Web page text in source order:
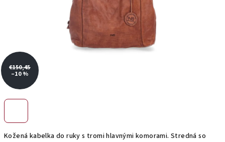
Kožená kabelka do ruky s tromi hlavnými komorami. Stredná so
€150,45
–10 %